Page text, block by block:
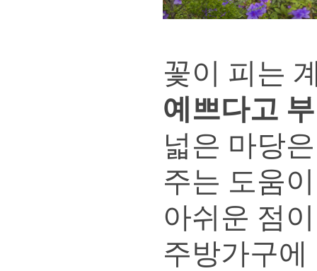
꽃이 피는
예쁘다고
넓은 마당
주는 도움
아쉬운 점
주방가구